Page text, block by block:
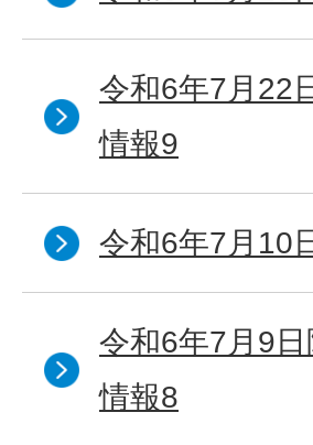
令和6年7月22
情報9
令和6年7月10
令和6年7月9
情報8